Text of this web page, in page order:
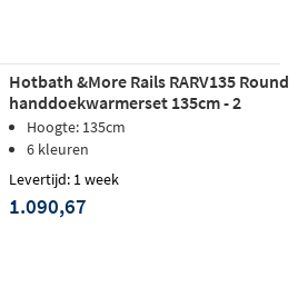
Hotbath &More Rails RARV135 Round
handdoekwarmerset 135cm - 2
stangen - geborsteld nikkel
Hoogte: 135cm
6 kleuren
Levertijd: 1 week
1.090,67